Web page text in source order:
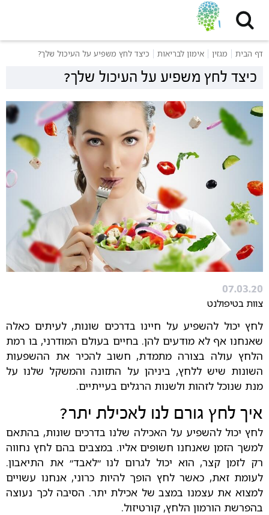
דף הבית מגזין אימון לבריאות כיצד לחץ משפיע על העיכול שלך?
כיצד לחץ משפיע על העיכול שלך?
07.03.20
צוות בטיפולנט
לחץ יכול להשפיע על חיינו בדרכים שונות, לעיתים כאלה
שאנחנו אף לא מודעים להן. בחיים בעולם המודרני, בו רמת
הלחץ עולה בצורה מתמדת, חשוב להכיר את ההשפעות
השונות שיש ללחץ, ביניהן על התזונה והמשקל שלנו על
מנת שנוכל לזהות ולשנות הרגלים בעייתיים.
איך לחץ גורם לנו לאכילת יתר?
לחץ יכול להשפיע על האכילה שלנו בדרכים שונות, בהתאם
למשך הזמן שאנחנו חשופים אליו. במצבים בהם לחץ נחווה
רק לזמן קצר, הוא יכול לגרום לנו ״לאבד״ את התיאבון.
לעומת זאת, כאשר לחץ הופך להיות כרוני, אנחנו עשויים
למצוא את עצמנו במצב של אכילת יתר. הסיבה לכך נעוצה
בהפרשת הורמון הלחץ, קורטיזול.